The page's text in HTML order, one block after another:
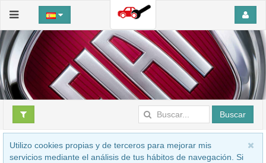
Buscar
Utilizo cookies propias y de terceros para mejorar mis
servicios mediante el análisis de tus hábitos de navegación. Si